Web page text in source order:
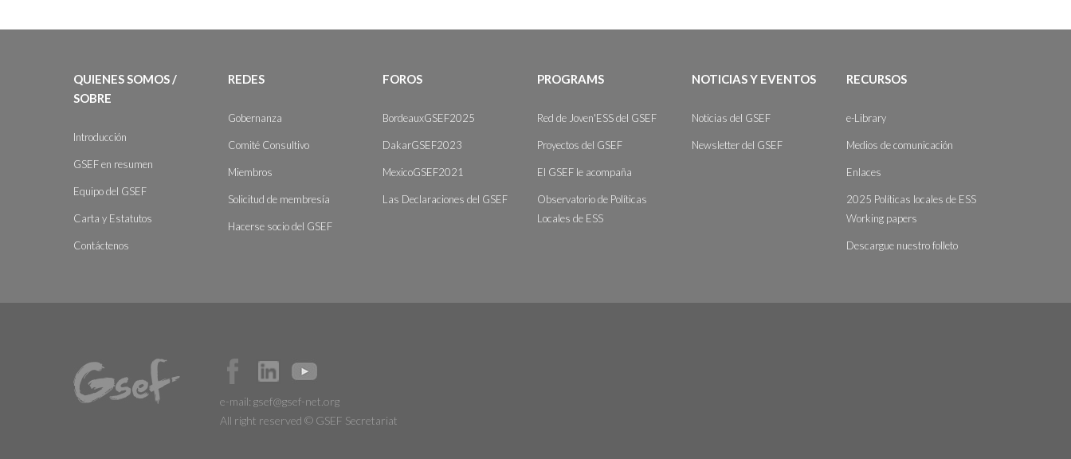
QUIENES SOMOS /
SOBRE
Introducción
GSEF en resumen
Equipo del GSEF
Carta y Estatutos
Contáctenos
REDES
Gobernanza
Comité Consultivo
Miembros
Solicitud de membresía
Hacerse socio del GSEF
FOROS
BordeauxGSEF2025
DakarGSEF2023
MexicoGSEF2021
Las Declaraciones del GSEF
PROGRAMS
Red de Joven'ESS del GSEF
Proyectos del GSEF
El GSEF le acompaña
Observatorio de Políticas
Locales de ESS
NOTICIAS Y EVENTOS
Noticias del GSEF
Newsletter del GSEF
RECURSOS
e-Library
Medios de comunicación
Enlaces
2025 Políticas locales de ESS
Working papers
Descargue nuestro folleto
e-mail:gsef@gsef-net.org
All right reserved © GSEF Secretariat